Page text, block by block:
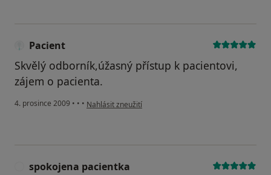
Pacient
Skvělý odborník,úžasný přístup k pacientovi,
zájem o pacienta.
4. prosince 2009 • • • podle názoru uživatele Pacient
Nahlásit zneužití
spokojena pacientka